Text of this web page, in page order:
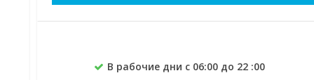
В рабочие дни с 06:00 до 22 :00